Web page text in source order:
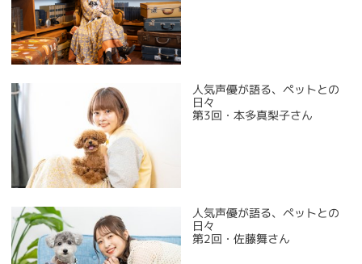
人気声優が語る、ペットとの
日々
第3回・本多真梨子さん
人気声優が語る、ペットとの
日々
第2回・佐藤舞さん